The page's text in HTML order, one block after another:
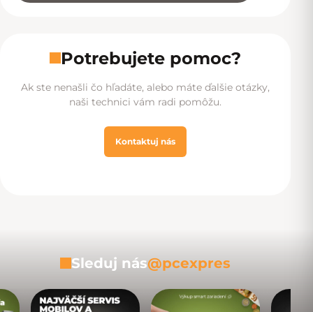
Potrebujete pomoc?
Ak ste nenašli čo hľadáte, alebo máte ďalšie otázky,
naši technici vám radi pomôžu.
Kontaktuj nás
Sleduj nás@pcexpres